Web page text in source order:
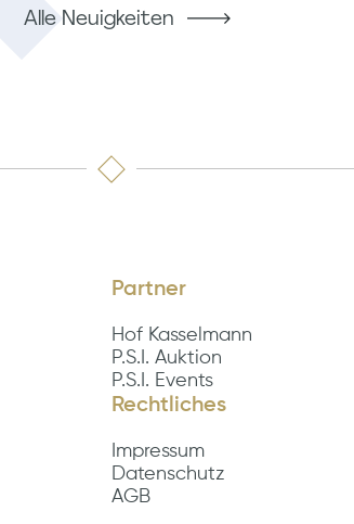
Alle Neuigkeiten
Partner
Hof Kasselmann
P.S.I. Auktion
P.S.I. Events
Rechtliches
Impressum
Datenschutz
AGB